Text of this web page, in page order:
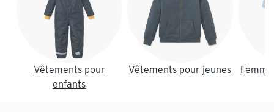
Vêtements pour
enfants
Vêtements pour jeunes